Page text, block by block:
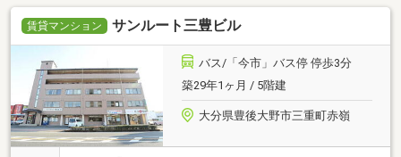
賃貸マンション サンルート三豊ビル
バス/「今市」バス停 停歩3分
築29年1ヶ月 / 5階建
大分県豊後大野市三重町赤嶺